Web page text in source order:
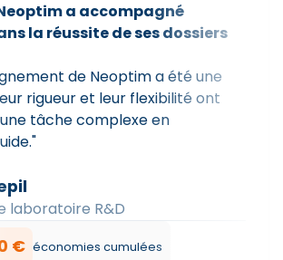
a accompagné
la réussite de ses dossiers
de Neoptim a été une
rigueur et leur flexibilité ont
tâche complexe en
laboratoire R&D
€ économies cumulées